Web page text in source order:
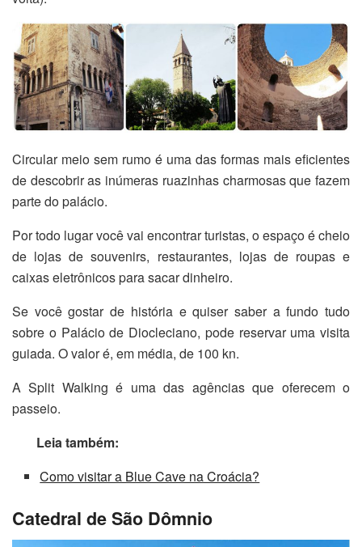
Circular meio sem rumo é uma das formas mais eficientes
de descobrir as inúmeras ruazinhas charmosas que fazem
parte do palácio.
Por todo lugar você vai encontrar turistas, o espaço é cheio
de lojas de souvenirs, restaurantes, lojas de roupas e
caixas eletrônicos para sacar dinheiro.
Se você gostar de história e quiser saber a fundo tudo
sobre o Palácio de Diocleciano, pode reservar uma visita
guiada. O valor é, em média, de 100 kn.
A Split Walking é uma das agências que oferecem o
passeio.
Leia também:
Como visitar a Blue Cave na Croácia?
Catedral de São Dômnio